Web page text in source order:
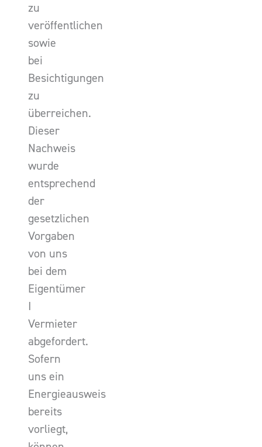
zu
veröffentlichen
sowie
bei
Besichtigungen
zu
überreichen.
Dieser
Nachweis
wurde
entsprechend
der
gesetzlichen
Vorgaben
von uns
bei dem
Eigentümer
I
Vermieter
abgefordert.
Sofern
uns ein
Energieausweis
bereits
vorliegt,